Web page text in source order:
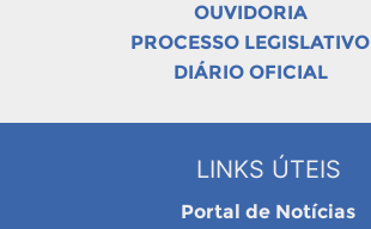
OUVIDORIA
PROCESSO LEGISLATIVO
DIÁRIO OFICIAL
LINKS ÚTEIS
Portal de Notícias